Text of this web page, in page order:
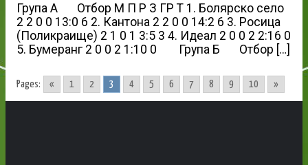
Група А Отбор М П Р З ГР Т 1. Болярско село
2 2 0 0 13:0 6 2. Кантона 2 2 0 0 14:2 6 3. Росица
(Поликраище) 2 1 0 1 3:5 3 4. Идеал 2 0 0 2 2:16 0
5. Бумеранг 2 0 0 2 1:10 0 Група Б Отбор […]
Pages: « 1 2 3 4 5 6 7 8 9 10 »